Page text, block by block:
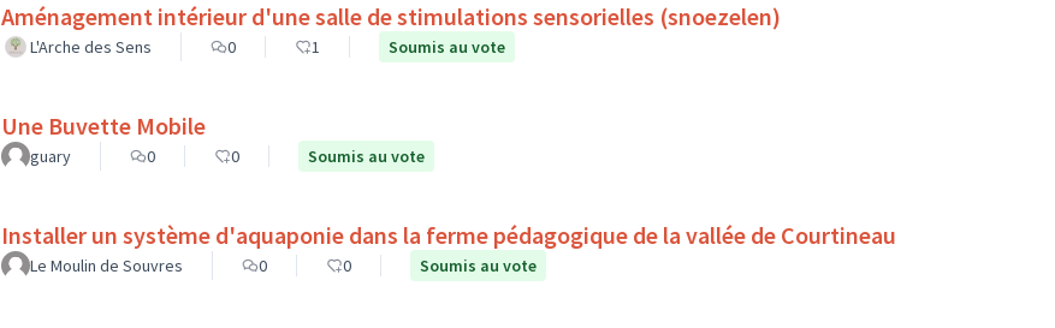
Aménagement intérieur d'une salle de stimulations sensorielles (snoezelen)
L'Arche des Sens 0 1 Soumis au vote
Une Buvette Mobile
guary 0 0 Soumis au vote
Installer un système d'aquaponie dans la ferme pédagogique de la vallée de Courtineau
Le Moulin de Souvres 0 0 Soumis au vote